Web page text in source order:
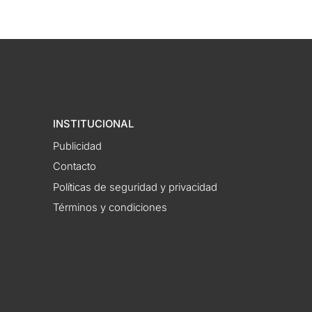
INSTITUCIONAL
Publicidad
Contacto
Políticas de seguridad y privacidad
Términos y condiciones